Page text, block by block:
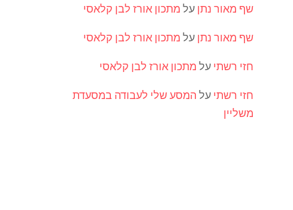
שף מאור נתן על מתכון אורז לבן קלאסי
שף מאור נתן על מתכון אורז לבן קלאסי
חזי רשתי על מתכון אורז לבן קלאסי
חזי רשתי על המסע שלי לעבודה במסעדת
משליין